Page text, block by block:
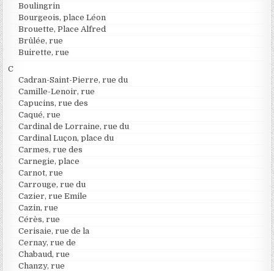
Boulingrin
Bourgeois, place Léon
Brouette, Place Alfred
Brûlée, rue
Buirette, rue
C
Cadran-Saint-Pierre, rue du
Camille-Lenoir, rue
Capucins, rue des
Caqué, rue
Cardinal de Lorraine, rue du
Cardinal Luçon, place du
Carmes, rue des
Carnegie, place
Carnot, rue
Carrouge, rue du
Cazier, rue Emile
Cazin, rue
Cérès, rue
Cerisaie, rue de la
Cernay, rue de
Chabaud, rue
Chanzy, rue